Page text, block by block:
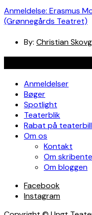
Anmeldelse: Erasmus
(Grønnegårds Teatret)
By: Christian
Anmeldelser
Bøger
Spotlight
Teaterblik
Rabat på
Om os
Kontakt
Om
Om bloggen
Facebook
Instagram